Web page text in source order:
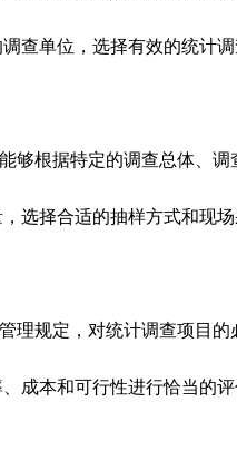
查单位，选择有效的统计
够根据特定的调查总体、
选择合适的抽样方式和现
理规定，对统计调查项目
成本和可行性进行恰当的